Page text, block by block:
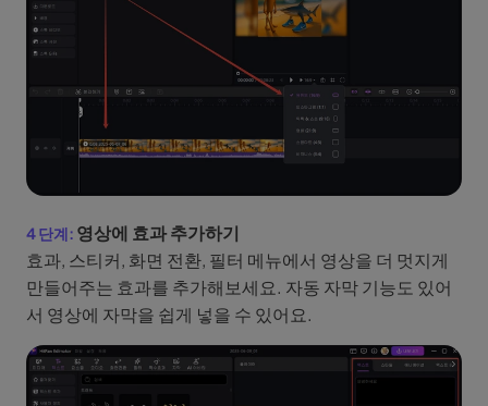
영상에 효과 추가하기
효과, 스티커, 화면 전환, 필터 메뉴에서 영상을 더 멋지게
만들어주는 효과를 추가해보세요. 자동 자막 기능도 있어
서 영상에 자막을 쉽게 넣을 수 있어요.